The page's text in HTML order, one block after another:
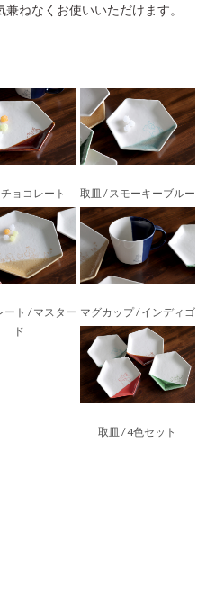
ねなくお使いいただけます。
ョコレート 取皿 / スモーキーブルー
ート / マスター
ド
マグカップ / インディゴ
取皿 / 4色セット